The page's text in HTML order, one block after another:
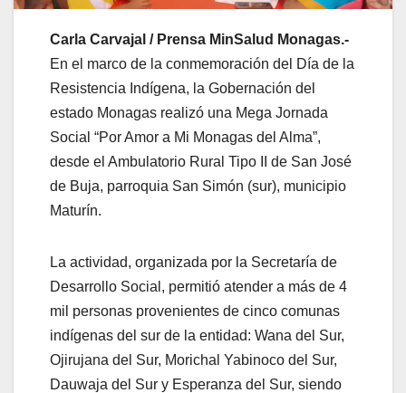
Carla Carvajal / Prensa MinSalud Monagas.-
En el marco de la conmemoración del Día de la
Resistencia Indígena, la Gobernación del
estado Monagas realizó una Mega Jornada
Social “Por Amor a Mi Monagas del Alma”,
desde el Ambulatorio Rural Tipo II de San José
de Buja, parroquia San Simón (sur), municipio
Maturín.
La actividad, organizada por la Secretaría de
Desarrollo Social, permitió atender a más de 4
mil personas provenientes de cinco comunas
indígenas del sur de la entidad: Wana del Sur,
Ojirujana del Sur, Morichal Yabinoco del Sur,
Dauwaja del Sur y Esperanza del Sur, siendo